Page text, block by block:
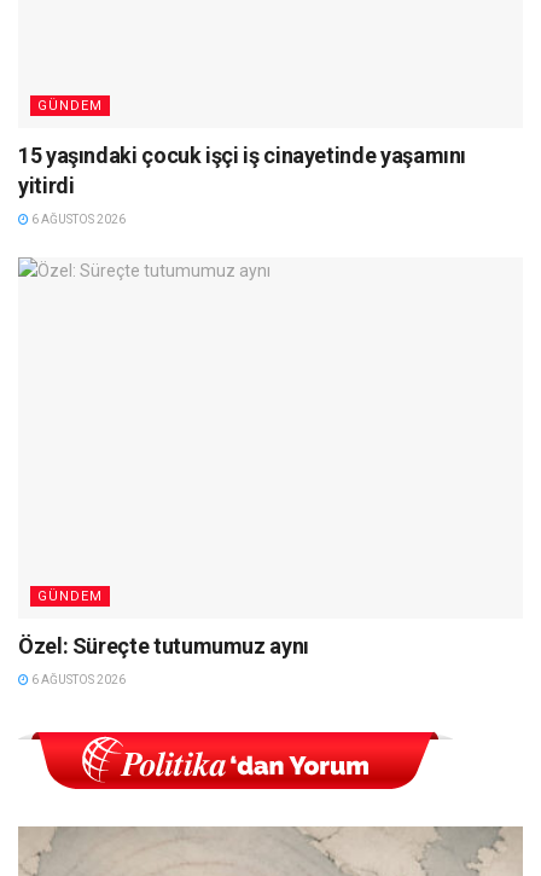
GÜNDEM
15 yaşındaki çocuk işçi iş cinayetinde yaşamını
yitirdi
6 AĞUSTOS 2026
GÜNDEM
Özel: Süreçte tutumumuz aynı
6 AĞUSTOS 2026